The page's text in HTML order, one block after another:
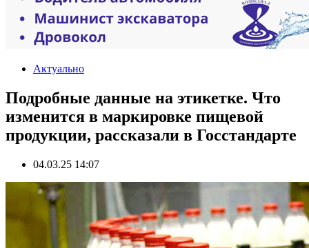
Актуально
Подробные данные на этикетке. Что
изменится в маркировке пищевой
продукции, рассказали в Госстандарте
04.03.25 14:07